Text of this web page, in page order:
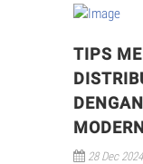
TIPS
28 Dec 2024